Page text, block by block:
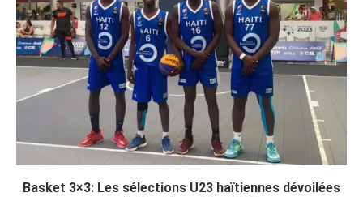
Basket 3×3: Les sélections U23 haïtiennes dévoilées